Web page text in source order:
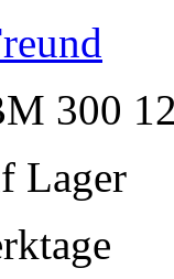
300
Lager